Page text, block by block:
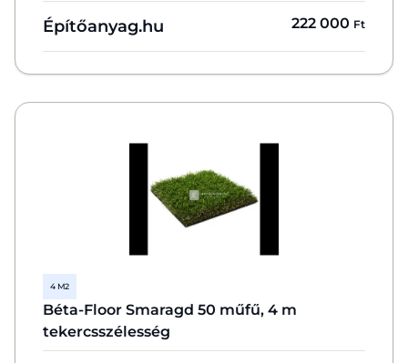
Építőanyag.hu 222 000 Ft
4 M2
Béta-Floor Smaragd 50 műfű, 4 m
tekercsszélesség